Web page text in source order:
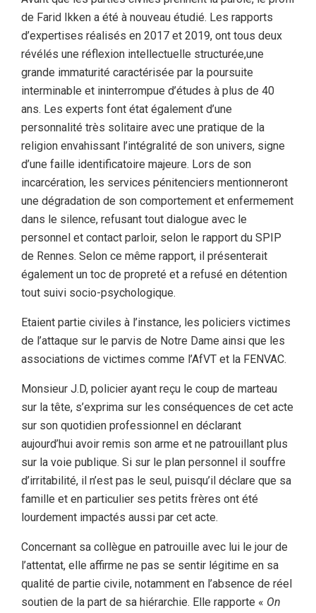
de Farid Ikken a été à nouveau étudié. Les rapports
d’expertises réalisés en 2017 et 2019, ont tous deux
révélés une réflexion intellectuelle structurée,une
grande immaturité caractérisée par la poursuite
interminable et ininterrompue d’études à plus de 40
ans. Les experts font état également d’une
personnalité très solitaire avec une pratique de la
religion envahissant l’intégralité de son univers, signe
d’une faille identificatoire majeure. Lors de son
incarcération, les services pénitenciers mentionneront
une dégradation de son comportement et enfermement
dans le silence, refusant tout dialogue avec le
personnel et contact parloir, selon le rapport du SPIP
de Rennes. Selon ce même rapport, il présenterait
également un toc de propreté et a refusé en détention
tout suivi socio-psychologique.
Etaient partie civiles à l’instance, les policiers victimes
de l’attaque sur le parvis de Notre Dame ainsi que les
associations de victimes comme l’AfVT et la FENVAC.
Monsieur J.D, policier ayant reçu le coup de marteau
sur la tête, s’exprima sur les conséquences de cet acte
sur son quotidien professionnel en déclarant
aujourd’hui avoir remis son arme et ne patrouillant plus
sur la voie publique. Si sur le plan personnel il souffre
d’irritabilité, il n’est pas le seul, puisqu’il déclare que sa
famille et en particulier ses petits frères ont été
lourdement impactés aussi par cet acte.
Concernant sa collègue en patrouille avec lui le jour de
l’attentat, elle affirme ne pas se sentir légitime en sa
qualité de partie civile, notamment en l’absence de réel
soutien de la part de sa hiérarchie. Elle rapporte « On